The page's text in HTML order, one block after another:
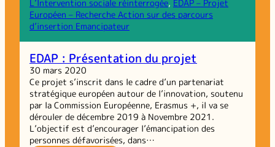
2e
GRP
coopérations
L’Intervention sociale réinterrogée, EDAP – Projet
Européen – Recherche Action sur des parcours
d’insertion Emancipateur
EDAP : Présentation du projet
30 mars 2020
Ce projet s’inscrit dans le cadre d’un partenariat
stratégique européen autour de l’innovation, soutenu
par la Commission Européenne, Erasmus +, il va se
dérouler de décembre 2019 à Novembre 2021.
L’objectif est d’encourager l’émancipation des
personnes défavorisées, dans…